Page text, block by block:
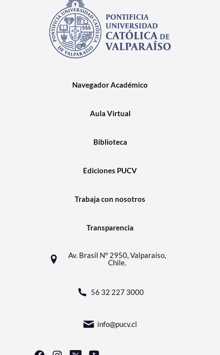
Navegador Académico
Aula Virtual
Biblioteca
Ediciones PUCV
Trabaja con nosotros
Transparencia
Av. Brasil N° 2950, Valparaíso,
Chile.
56 32 227 3000
info@pucv.cl